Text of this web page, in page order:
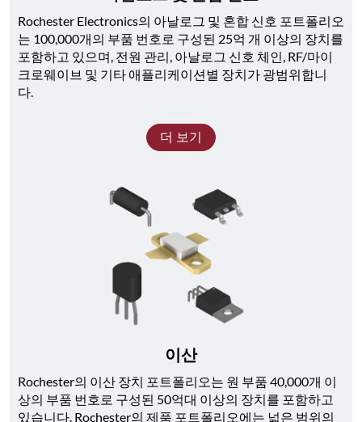
Rochester Electronics의 아날로그 및 혼합 신호 포트폴리오
는 100,000개의 부품 번호로 구성된 25억 개 이상의 장치를
포함하고 있으며, 전원 관리, 아날로그 신호 체인, RF/마이
크로웨이브 및 기타 애플리케이션별 장치가 광범위합니
다.
더 보기
이산
Rochester의 이산 장치 포트폴리오는 원 부품 40,000개 이
상의 부품 번호로 구성된 50억대 이상의 장치를 포함하고
있습니다. Rochester의 제품 포트폴리오에는 넓은 범위의